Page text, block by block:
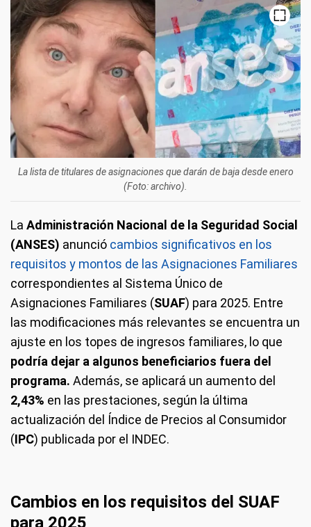
La lista de titulares de asignaciones que darán de baja desde enero
(Foto: archivo).
La Administración Nacional de la Seguridad Social
(ANSES) anunció cambios significativos en los
requisitos y montos de las Asignaciones Familiares
correspondientes al Sistema Único de
Asignaciones Familiares (SUAF) para 2025. Entre
las modificaciones más relevantes se encuentra un
ajuste en los topes de ingresos familiares, lo que
podría dejar a algunos beneficiarios fuera del
programa. Además, se aplicará un aumento del
2,43% en las prestaciones, según la última
actualización del Índice de Precios al Consumidor
(IPC) publicada por el INDEC.
Cambios en los requisitos del SUAF